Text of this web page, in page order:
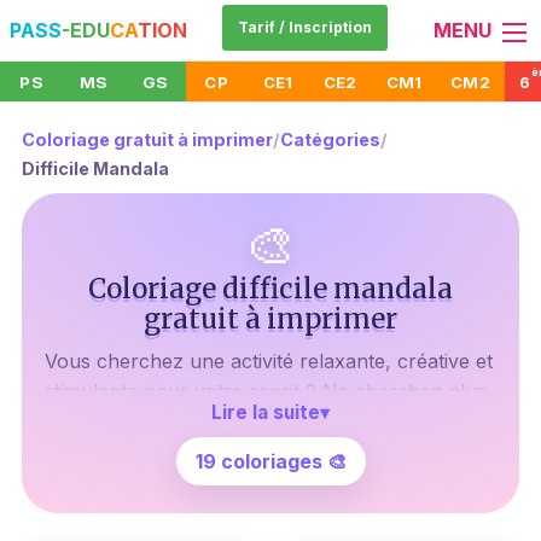
PASS-EDUCATION Tarif / Inscription MENU
PS MS GS CP CE1 CE2 CM1 CM2 6
Coloriage gratuit à imprimer/Catégories/
Difficile Mandala
🎨
Coloriage difficile mandala
gratuit à imprimer
Vous cherchez une activité relaxante, créative et
stimulante pour votre esprit ? Ne cherchez plus
coloriages difficiles de mandalas gratuits
sont là pour vous. Ces motifs
complexes et détaillés sont un véritable défi,
mais aussi une source d'épanouissement.
Lire la suite▾
19 coloriages 🎨